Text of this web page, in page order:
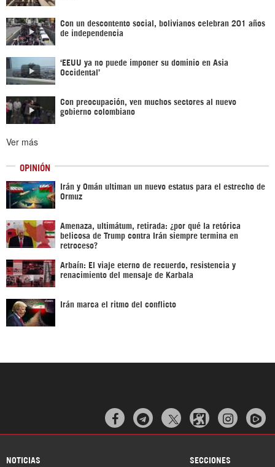
Con un descontento social, bolivianos celebran 201 años
de independencia
‘EEUU ya no puede imponer su dominio en Asia
Occidental’
Con preocupación, ven muchos sectores al nuevo
gobierno colombiano
Ver más
OPINIÓN
Irán y Omán ultiman un nuevo estatus para el estrecho de
Ormuz
Amenaza, ultimátum, retirada: ¿por qué la retórica
belicosa de Trump contra Irán siempre termina en
retroceso?
Arbaín: El viaje eterno de recuerdo, resistencia y
renacimiento del mensaje de Karbala
Irán marca el ritmo del conflicto
  
NOTICIAS SECCIONES